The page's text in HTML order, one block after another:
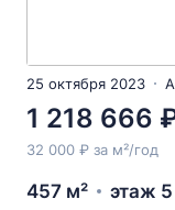
25 октября 2023
1 218 666
32 000 ₽ за м²/год
457 м² этаж 5